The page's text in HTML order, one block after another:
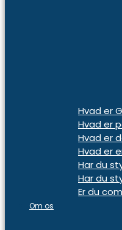
Hvad er
Hvad er
Hvad er
Hvad er
Har du
Har du
Er du
Om os